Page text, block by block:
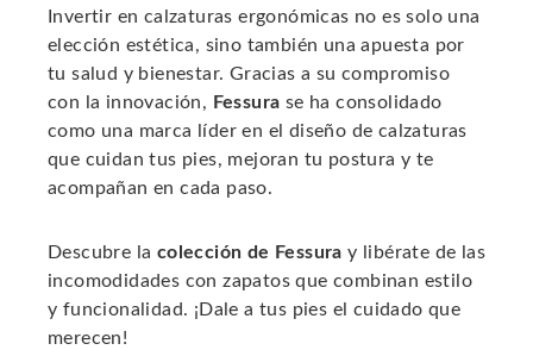
Invertir en calzaturas ergonómicas no es solo una
elección estética, sino también una apuesta por
tu salud y bienestar. Gracias a su compromiso
con la innovación, Fessura se ha consolidado
como una marca líder en el diseño de calzaturas
que cuidan tus pies, mejoran tu postura y te
acompañan en cada paso.
Descubre la colección de Fessura y libérate de las
incomodidades con zapatos que combinan estilo
y funcionalidad. ¡Dale a tus pies el cuidado que
merecen!